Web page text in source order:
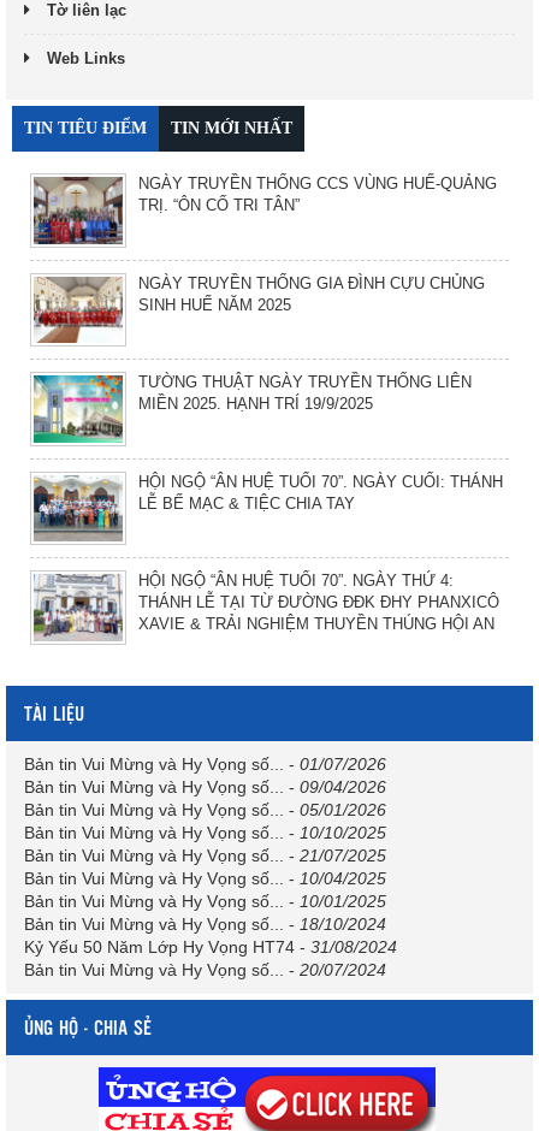
Tờ liên lạc
Web Links
TIN TIÊU ĐIỂM TIN MỚI NHẤT
NGÀY TRUYỀN THỐNG CCS VÙNG HUẾ-QUẢNG
TRỊ. “ÔN CỐ TRI TÂN”
NGÀY TRUYỀN THỐNG GIA ĐÌNH CỰU CHỦNG
SINH HUẾ NĂM 2025
TƯỜNG THUẬT NGÀY TRUYỀN THỐNG LIÊN
MIỀN 2025. HẠNH TRÍ 19/9/2025
HỘI NGỘ “ÂN HUỆ TUỔI 70”. NGÀY CUỐI: THÁNH
LỄ BẾ MẠC & TIỆC CHIA TAY
HỘI NGỘ “ÂN HUỆ TUỔI 70”. NGÀY THỨ 4:
THÁNH LỄ TẠI TỪ ĐƯỜNG ĐĐK ĐHY PHANXICÔ
XAVIE & TRẢI NGHIỆM THUYỀN THÚNG HỘI AN
TÀI LIỆU
Bản tin Vui Mừng và Hy Vọng số... - 01/07/2026
Bản tin Vui Mừng và Hy Vọng số... - 09/04/2026
Bản tin Vui Mừng và Hy Vọng số... - 05/01/2026
Bản tin Vui Mừng và Hy Vọng số... - 10/10/2025
Bản tin Vui Mừng và Hy Vọng số... - 21/07/2025
Bản tin Vui Mừng và Hy Vọng số... - 10/04/2025
Bản tin Vui Mừng và Hy Vọng số... - 10/01/2025
Bản tin Vui Mừng và Hy Vọng số... - 18/10/2024
Kỷ Yếu 50 Năm Lớp Hy Vọng HT74 - 31/08/2024
Bản tin Vui Mừng và Hy Vọng số... - 20/07/2024
ỦNG HỘ - CHIA SẺ